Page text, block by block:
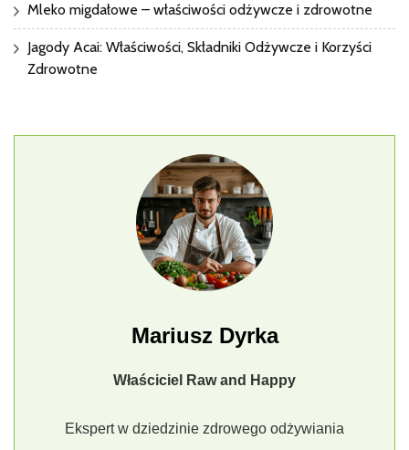
Mleko migdałowe – właściwości odżywcze i zdrowotne
Jagody Acai: Właściwości, Składniki Odżywcze i Korzyści
Zdrowotne
Mariusz Dyrka
Właściciel Raw and Happy
Ekspert w dziedzinie zdrowego odżywiania